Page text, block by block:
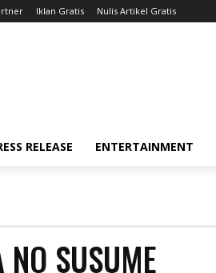
Iklan Gratis Nulis Artikel Gratis
RELEASE ENTERTAINMENT
SUSUME